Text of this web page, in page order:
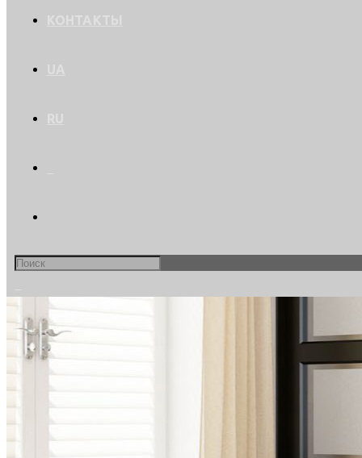
Search
this